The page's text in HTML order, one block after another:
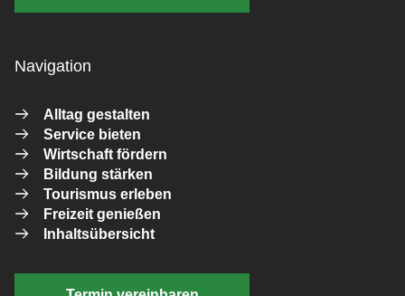
Navigation
Alltag gestalten
Service bieten
Wirtschaft fördern
Bildung stärken
Tourismus erleben
Freizeit genießen
Inhaltsübersicht